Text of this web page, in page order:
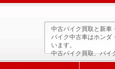
中古バイク買取と新車
バイク中古車はホンダ
います。
中古バイク買取、バイ